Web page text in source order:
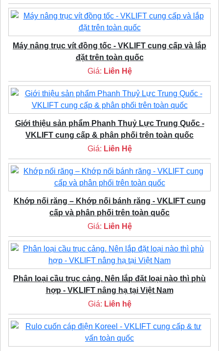
Máy nâng trục vít đồng tốc - VKLIFT cung cấp và lắp
đặt trên toàn quốc
Giá: Liên Hệ
Giới thiệu sản phẩm Phanh Thuỷ Lực Trung Quốc -
VKLIFT cung cấp & phân phối trên toàn quốc
Giá: Liên Hệ
Khớp nối răng – Khớp nối bánh răng - VKLIFT cung
cấp và phân phối trên toàn quốc
Giá: Liên Hệ
Phân loại cầu trục cảng. Nên lắp đặt loại nào thì phù
hợp - VKLIFT nâng hạ tại Việt Nam
Giá: Liên hệ